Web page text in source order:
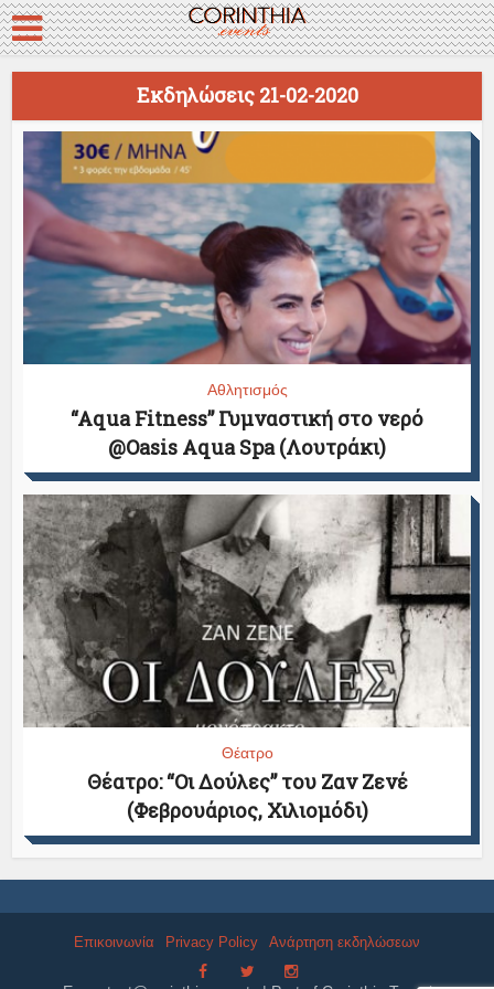
Εκδηλώσεις 21-02-2020
Αθλητισμός
“Aqua Fitness” Γυμναστική στο νερό
@Oasis Aqua Spa (Λουτράκι)
Θέατρο
Θέατρο: “Οι Δούλες” του Ζαν Ζενέ
(Φεβρουάριος, Χιλιομόδι)
Επικοινωνία Privacy Policy Ανάρτηση εκδηλώσεων